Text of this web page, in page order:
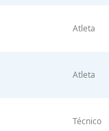
Atleta
Atleta
Técnico